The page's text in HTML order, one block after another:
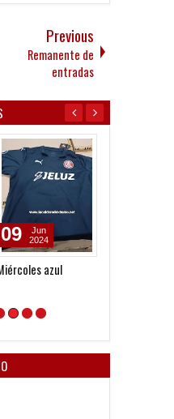
Previous
Remanente de
entradas
azul
09
Jun
2024